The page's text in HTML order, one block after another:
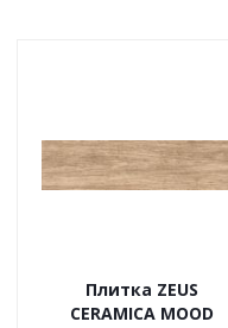
Плитка ZEUS
CERAMICA MOOD